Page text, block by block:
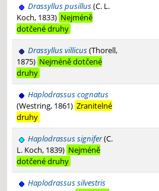
Drassyllus pusillus(C. L.
Koch, 1833) Nejméně
dotčené druhy
Drassyllus villicus(Thorell,
1875) Nejméně dotčené
druhy
Haplodrassus cognatus
(Westring, 1861) Zranitelné
druhy
Haplodrassus signifer(C.
L. Koch, 1839) Nejméně
dotčené druhy
Haplodrassus silvestris